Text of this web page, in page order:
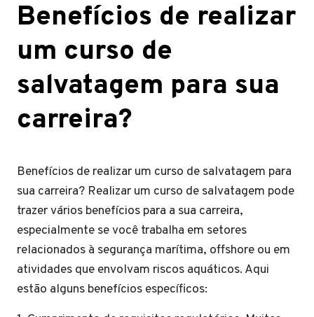
Benefícios de realizar
um curso de
salvatagem para sua
carreira?
Benefícios de realizar um curso de salvatagem para
sua carreira? Realizar um curso de salvatagem pode
trazer vários benefícios para a sua carreira,
especialmente se você trabalha em setores
relacionados à segurança marítima, offshore ou em
atividades que envolvam riscos aquáticos. Aqui
estão alguns benefícios específicos: